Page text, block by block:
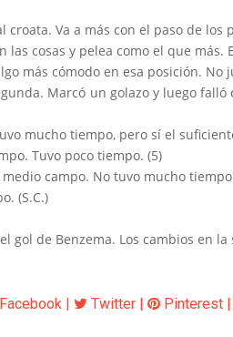
Va a más con el paso de
las cosas y pelea como el que
más cómodo en esa posición.
Marcó un golazo y luego
mucho tiempo, pero sí el
Tuvo poco tiempo. (5)
campo. No tuvo mucho
(S.C.)
gol de Benzema. Los cambios en
Facebook | Twitter | Pinterest |